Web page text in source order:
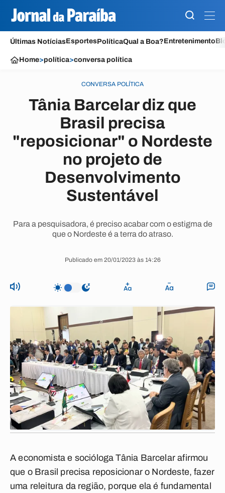
Últimas NotíciasEsportesPolíticaQual a Boa?Entretenimento
Home>política>conversa política
CONVERSA POLÍTICA
Tânia Barcelar diz que
Brasil precisa
"reposicionar" o Nordeste
no projeto de
Desenvolvimento
Sustentável
Para a pesquisadora, é preciso acabar com o estigma de
que o Nordeste é a terra do atraso.
Publicado em 20/01/2023 às 14:26
A economista e socióloga Tânia Barcelar afirmou
que o Brasil precisa reposicionar o Nordeste, fazer
uma releitura da região, porque ela é fundamental